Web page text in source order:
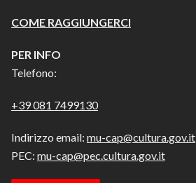
COME RAGGIUNGERCI
PER INFO
Telefono:
+39 081 7499130
Indirizzo email: mu-cap@cultura.gov.it
PEC: mu-cap@pec.cultura.gov.it